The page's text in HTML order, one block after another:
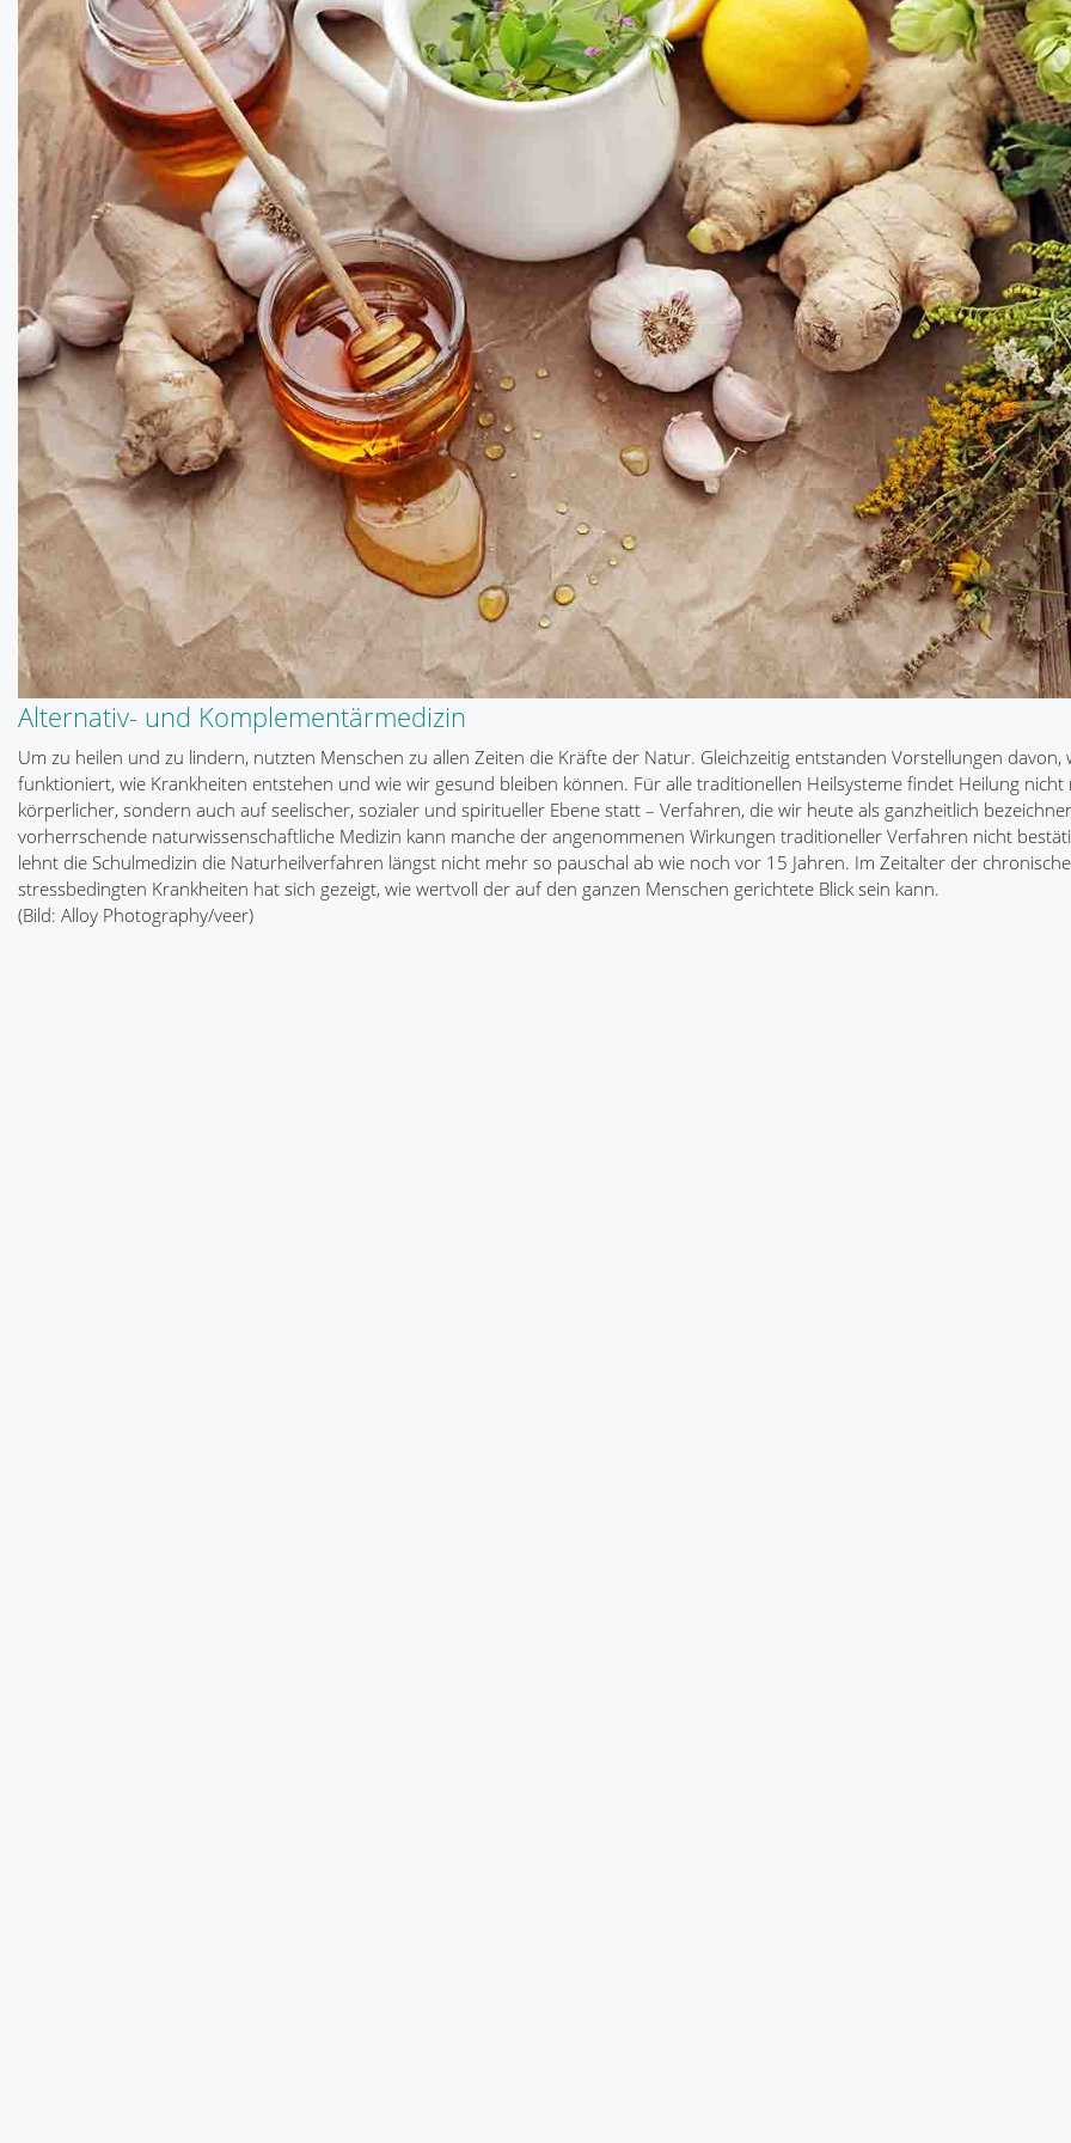
Alternativ- und Komplementärmedizin
Um zu heilen und zu lindern, nutzten Menschen zu allen Zeiten die Kräfte der Natur. Gleichzeitig entstanden Vorstellungen davon,
funktioniert, wie Krankheiten entstehen und wie wir gesund bleiben können. Für alle traditionellen Heilsysteme findet Heilung
körperlicher, sondern auch auf seelischer, sozialer und spiritueller Ebene statt – Verfahren, die wir heute als ganzheitlich
vorherrschende naturwissenschaftliche Medizin kann manche der angenommenen Wirkungen traditioneller Verfahren nicht
lehnt die Schulmedizin die Naturheilverfahren längst nicht mehr so pauschal ab wie noch vor 15 Jahren. Im Zeitalter der
stressbedingten Krankheiten hat sich gezeigt, wie wertvoll der auf den ganzen Menschen gerichtete Blick sein kann.
(Bild: Alloy Photography/veer)